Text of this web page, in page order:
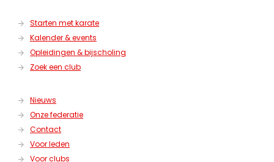
Starten met karate
Kalender & events
Opleidingen & bijscholing
Zoek een club
Nieuws
Onze federatie
Contact
Voor leden
Voor clubs